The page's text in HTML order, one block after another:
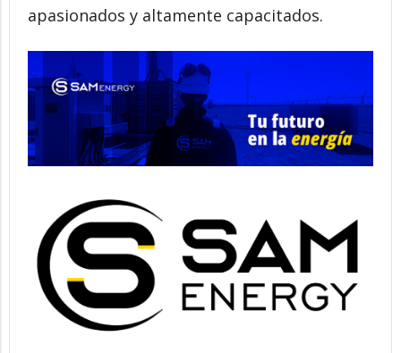
apasionados y altamente capacitados.